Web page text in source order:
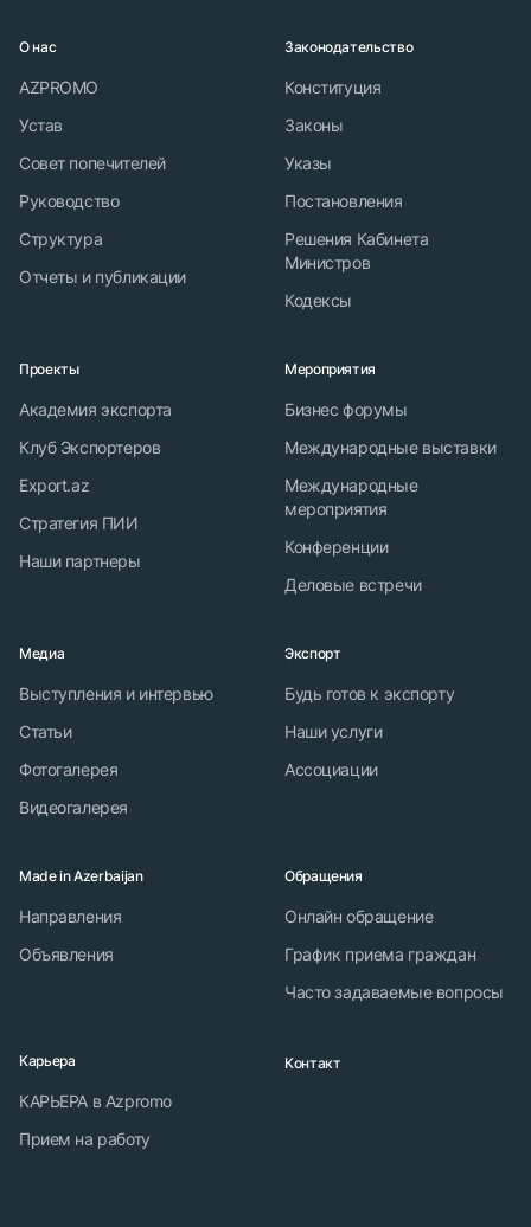
О нас
AZPROMO
Устав
Совет попечителей
Руководство
Структура
Отчеты и публикации
Законодательство
Конституция
Законы
Указы
Постановления
Решения Кабинета
Министров
Кодексы
Проекты
Академия экспорта
Клуб Экспортеров
Export.az
Стратегия ПИИ
Наши партнеры
Мероприятия
Бизнес форумы
Международные выставки
Международные
мероприятия
Конференции
Деловые встречи
Медиа
Выступления и интервью
Статьи
Фотогалерея
Видеогалерея
Экспорт
Будь готов к экспорту
Наши услуги
Ассоциации
Made in Azerbaijan
Направления
Объявления
Обращения
Онлайн обращение
График приема граждан
Часто задаваемые вопросы
Карьера
КАРЬЕРА в Azpromo
Прием на работу
Контакт